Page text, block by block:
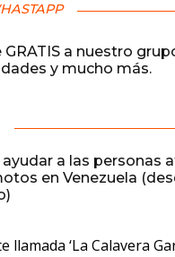
GRATIS a nuestro
y mucho más.
a las personas
en Venezuela
‘La Calavera